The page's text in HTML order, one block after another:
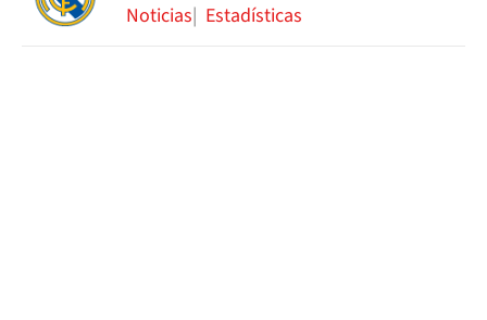
Noticias Estadísticas